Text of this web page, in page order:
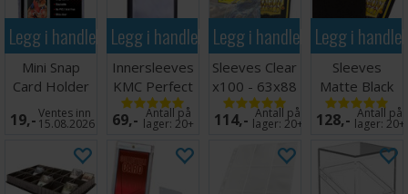
Legg i handlekurven
Mini Snap
Card Holder
19,-Ventes inn
15.08.2026
Legg i handlekurven
Innersleeves
KMC Perfect
Fit x100
64x89
69,- Antall på
lager:20+
Legg i handlekurven
Sleeves Clear
x100 - 63x88
m/box
114,- Antall på
lager:20+
Legg i
Sleeves
Matte Black
x100 66x91
128,- Antall på
lager:20+